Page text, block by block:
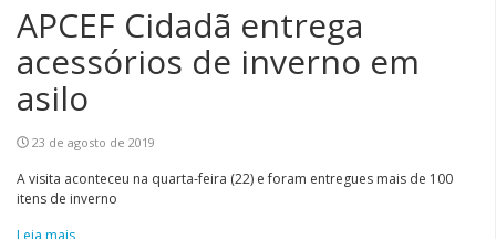
APCEF Cidadã entrega
acessórios de inverno em
asilo
23 de agosto de 2019
A visita aconteceu na quarta-feira (22) e foram entregues mais de 100
itens de inverno
Leia mais